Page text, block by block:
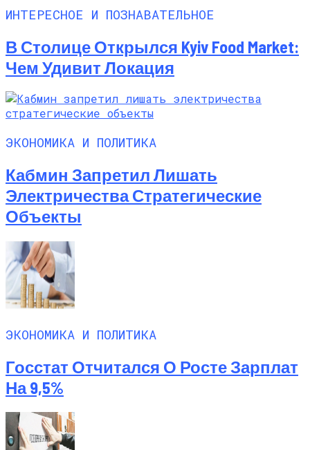
ИНТЕРЕСНОЕ И ПОЗНАВАТЕЛЬНОЕ
В Столице Открылся Kyiv Food Market:
Чем Удивит Локация
ЭКОНОМИКА И ПОЛИТИКА
Кабмин Запретил Лишать
Электричества Стратегические
Объекты
ЭКОНОМИКА И ПОЛИТИКА
Госстат Отчитался О Росте Зарплат
На 9,5%